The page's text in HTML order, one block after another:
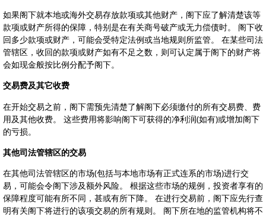
如果阁下就本地或海外交易存放款项或其他财产，阁下应了解清楚该等
款项或财产所得的保障，特别是在有关商号破产或无力偿债时。 阁下收
回多少款项或财产，可能会受特定法例或当地规则所监管。 在某些司法
管辖区，收回的款项或财产如有不足之数，则可认定属于阁下的财产将
会如现金般按比例分配予阁下。
交易费及其它收费
在开始交易之前，阁下需预先清楚了解阁下必须缴付的所有交易费、费
用及其他收费。 这些费用将影响阁下可获得的净利润(如有)或增加阁下
的亏损。
其他司法管辖区的交易
在其他司法管辖区的市场(包括与本地市场有正式连系的市场)进行交
易，可能会令阁下涉及额外风险。 根据这些市场的规例，投资者享有的
保障程度可能有所不同，甚或有所下降。 在进行交易前，阁下应先行查
明有关阁下将进行的该项交易的所有规则。 阁下所在地的监管机构将不